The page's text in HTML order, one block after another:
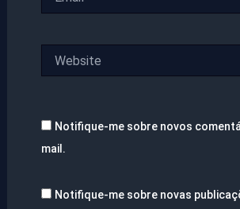
Notifique-me sobre novos
mail.
Notifique-me sobre novas